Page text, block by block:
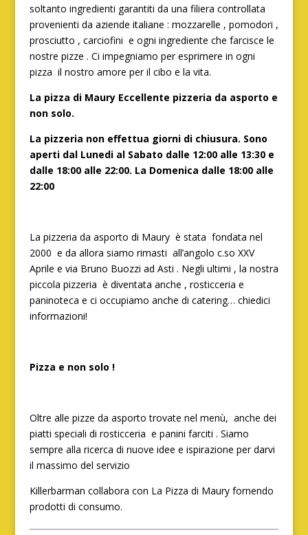
soltanto ingredienti garantiti da una filiera controllata
provenienti da aziende italiane : mozzarelle , pomodori ,
prosciutto , carciofini e ogni ingrediente che farcisce le
nostre pizze . Ci impegniamo per esprimere in ogni
pizza il nostro amore per il cibo e la vita.
La pizza di Maury Eccellente pizzeria da asporto e
non solo.
La pizzeria non effettua giorni di chiusura. Sono
aperti dal Lunedi al Sabato dalle 12:00 alle 13:30 e
dalle 18:00 alle 22:00. La Domenica dalle 18:00 alle
22:00
La pizzeria da asporto di Maury è stata fondata nel
2000 e da allora siamo rimasti all’angolo c.so XXV
Aprile e via Bruno Buozzi ad Asti . Negli ultimi , la nostra
piccola pizzeria è diventata anche , rosticceria e
paninoteca e ci occupiamo anche di catering… chiedici
informazioni!
Pizza e non solo !
Oltre alle pizze da asporto trovate nel menù, anche dei
piatti speciali di rosticceria e panini farciti . Siamo
sempre alla ricerca di nuove idee e ispirazione per darvi
il massimo del servizio
Killerbarman collabora con La Pizza di Maury fornendo
prodotti di consumo.